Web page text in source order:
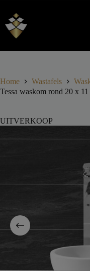
Home Wastafels
Tessa waskom rond 20 x
UITVERKOOP